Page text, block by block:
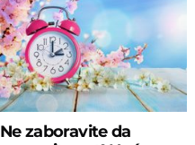
Ne zaboravite da